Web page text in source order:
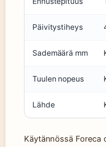
Päivitystiheys
Sademäärä mm
Tuulen nopeus
Lähde
Käytännössä Foreca